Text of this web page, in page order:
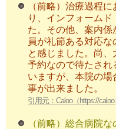
（前略）治療過程
り、インフォーム
た。その他、案内
員が礼節ある対応
と感じました。尚
予約なので待たされ
いますが、本院の場
事が出来ました。
引用元：Caloo（https://
（前略）総合病院